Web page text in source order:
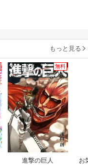
もっと見る
無料
進撃の巨人
お